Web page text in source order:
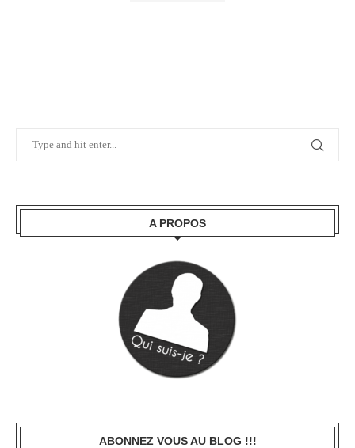
A PROPOS
ABONNEZ VOUS AU BLOG !!!